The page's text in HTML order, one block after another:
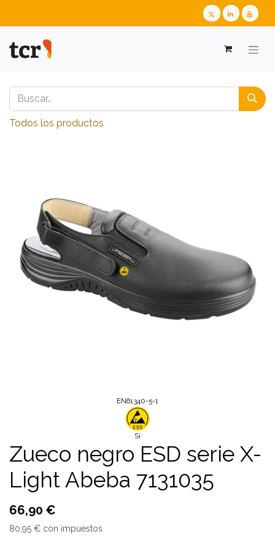
Todos los productos
EN61340-5-1
Sí
Zueco negro ESD serie X-
Light Abeba 7131035
66,90 €
80,95 € con impuestos